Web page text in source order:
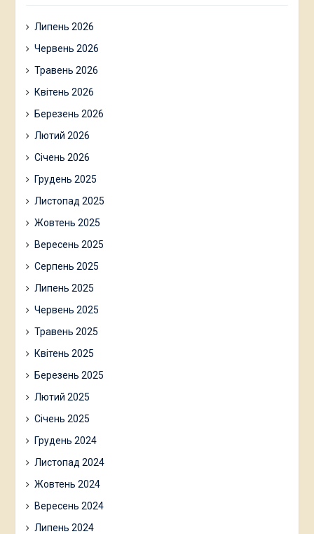
Липень 2026
Червень 2026
Травень 2026
Квітень 2026
Березень 2026
Лютий 2026
Січень 2026
Грудень 2025
Листопад 2025
Жовтень 2025
Вересень 2025
Серпень 2025
Липень 2025
Червень 2025
Травень 2025
Квітень 2025
Березень 2025
Лютий 2025
Січень 2025
Грудень 2024
Листопад 2024
Жовтень 2024
Вересень 2024
Липень 2024